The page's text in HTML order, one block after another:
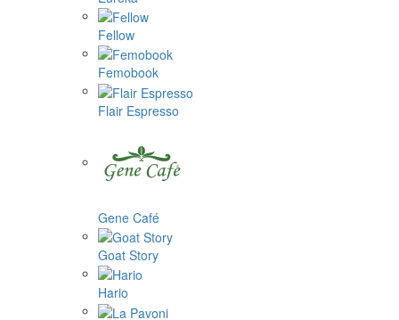
Fellow
Femobook
Flair Espresso
Gene Café
Goat Story
Hario